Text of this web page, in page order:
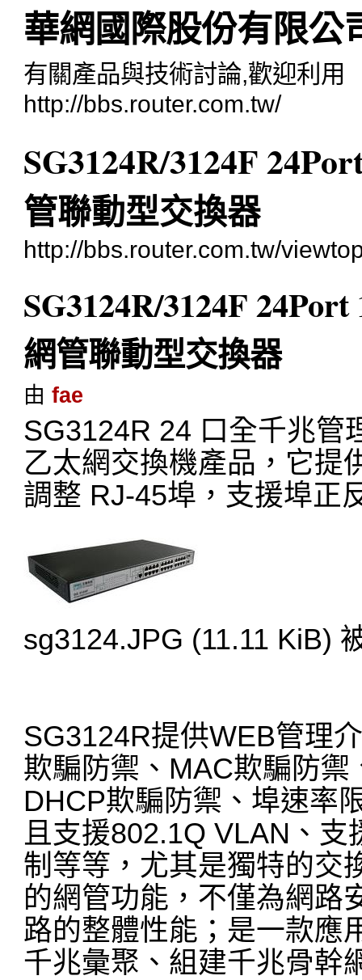
華網國際股份有限公
有關產品與技術討論,歡迎利用
http://bbs.router.com.tw/
SG3124R/3124F
管聯動型交換器
http://bbs.router.com.tw/
SG3124R/3124F
網管聯動型交換器
由fae
SG3124R 24 口全千兆管
乙太網交換機產品，它提
調整 RJ-45埠，支援埠正
sg3124.JPG (11.11 KiB)
SG3124R提供WEB管理
欺騙防禦、MAC欺騙防
DHCP欺騙防禦、埠速率
且支援802.1Q VLAN、
制等等，尤其是獨特的交
的網管功能，不僅為網路
路的整體性能；是一款應
千兆彙聚、組建千兆骨幹